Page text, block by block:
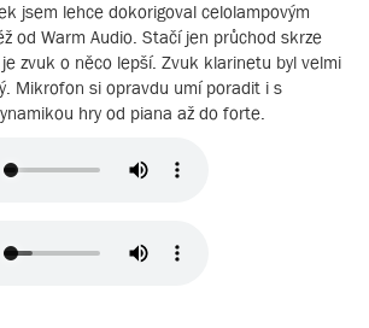
jsem lehce dokorigoval celolampovým
od Warm Audio. Stačí jen průchod skrze
zvuk o něco lepší. Zvuk klarinetu byl velmi
Mikrofon si opravdu umí poradit i s
hry od piana až do forte.